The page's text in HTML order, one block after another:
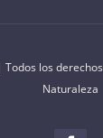
los
Naturaleza